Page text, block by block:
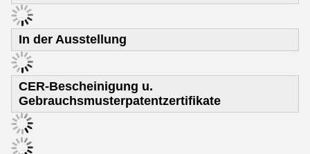
In der Ausstellung
CER-Bescheinigung u.
Gebrauchsmusterpatentzertifikate